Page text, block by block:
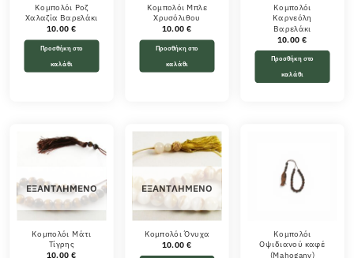
Κομπολόι Ροζ
Χαλαζία Βαρελάκι
10.00€
Προσθήκη στο
καλάθι
Κομπολόι Μπλε
Χρυσόλιθου
10.00€
Προσθήκη στο
καλάθι
Κομπολόι
Καρνεόλη
Βαρελάκι
10.00€
Προσθήκη στο
καλάθι
ΕΞΑΝΤΛΗΜΈΝΟ
Κομπολόι Μάτι
Τίγρης
10.00€
ΕΞΑΝΤΛΗΜΈΝΟ
Κομπολόι Όνυχα
10.00€
Κομπολόι
Οψιδιανού καφέ
(Mahogany)